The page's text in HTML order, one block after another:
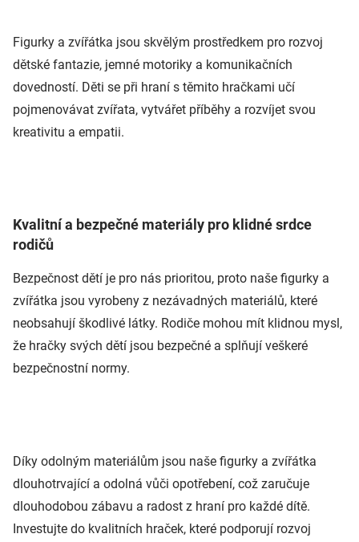
Figurky a zvířátka jsou skvělým prostředkem pro rozvoj
dětské fantazie, jemné motoriky a komunikačních
dovedností. Děti se při hraní s těmito hračkami učí
pojmenovávat zvířata, vytvářet příběhy a rozvíjet svou
kreativitu a empatii.
Kvalitní a bezpečné materiály pro klidné srdce
rodičů
Bezpečnost dětí je pro nás prioritou, proto naše figurky a
zvířátka jsou vyrobeny z nezávadných materiálů, které
neobsahují škodlivé látky. Rodiče mohou mít klidnou mysl,
že hračky svých dětí jsou bezpečné a splňují veškeré
bezpečnostní normy.
Díky odolným materiálům jsou naše figurky a zvířátka
dlouhotrvající a odolná vůči opotřebení, což zaručuje
dlouhodobou zábavu a radost z hraní pro každé dítě.
Investujte do kvalitních hraček, které podporují rozvoj